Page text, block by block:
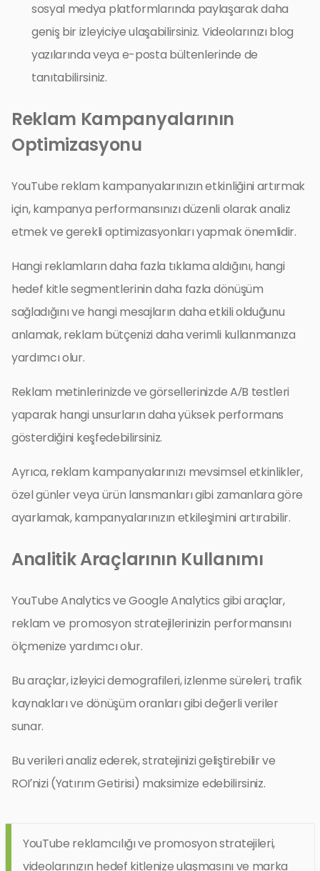
sosyal medya platformlarında paylaşarak daha
geniş bir izleyiciye ulaşabilirsiniz. Videolarınızı blog
yazılarında veya e-posta bültenlerinde de
tanıtabilirsiniz.
Reklam Kampanyalarının
Optimizasyonu
YouTube reklam kampanyalarınızın etkinliğini artırmak
için, kampanya performansınızı düzenli olarak analiz
etmek ve gerekli optimizasyonları yapmak önemlidir.
Hangi reklamların daha fazla tıklama aldığını, hangi
hedef kitle segmentlerinin daha fazla dönüşüm
sağladığını ve hangi mesajların daha etkili olduğunu
anlamak, reklam bütçenizi daha verimli kullanmanıza
yardımcı olur.
Reklam metinlerinizde ve görsellerinizde A/B testleri
yaparak hangi unsurların daha yüksek performans
gösterdiğini keşfedebilirsiniz.
Ayrıca, reklam kampanyalarınızı mevsimsel etkinlikler,
özel günler veya ürün lansmanları gibi zamanlara göre
ayarlamak, kampanyalarınızın etkileşimini artırabilir.
Analitik Araçlarının Kullanımı
YouTube Analytics ve Google Analytics gibi araçlar,
reklam ve promosyon stratejilerinizin performansını
ölçmenize yardımcı olur.
Bu araçlar, izleyici demografileri, izlenme süreleri, trafik
kaynakları ve dönüşüm oranları gibi değerli veriler
sunar.
Bu verileri analiz ederek, stratejinizi geliştirebilir ve
ROI’nizi (Yatırım Getirisi) maksimize edebilirsiniz.
YouTube reklamcılığı ve promosyon stratejileri,
videolarınızın hedef kitlenize ulaşmasını ve marka